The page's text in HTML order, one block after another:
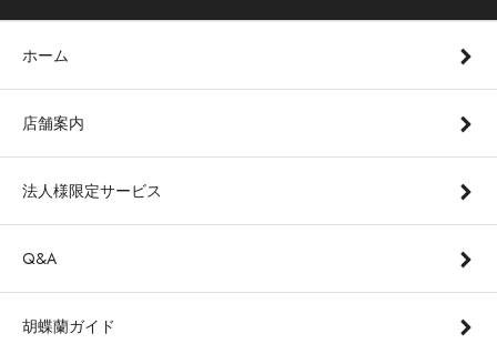
ホーム
店舗案内
法人様限定サービス
Q&A
胡蝶蘭ガイド